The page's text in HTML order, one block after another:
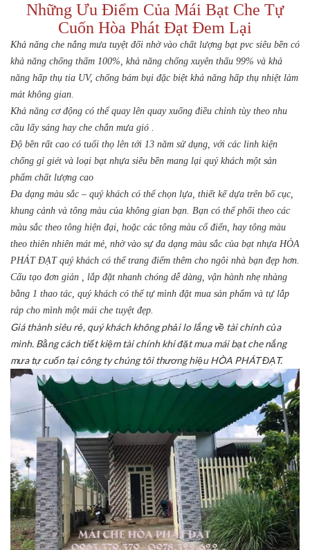
Những Ưu Điểm Của Mái Bạt Che Tự
Cuốn Hòa Phát Đạt Đem Lại
Khả năng che nắng mưa tuyệt đối nhờ vào chất lượng bạt pvc siêu bền có
khả năng chống thấm 100%, khả năng chống xuyên thấu 99% và khả
năng hấp thụ tia UV, chống bám bụi đặc biệt khả năng hấp thụ nhiệt làm
mát không gian.
Khả năng cơ động có thể quay lên quay xuống điều chỉnh tùy theo nhu
cầu lấy sáng hay che chắn mưa gió .
Độ bền rất cao có tuổi thọ lên tới 13 năm sử dụng, với các linh kiện
chống gỉ giét và loại bạt nhựa siêu bền mang lại quý khách một sản
phẩm chất lượng cao
Đa dạng màu sắc – quý khách có thể chọn lựa, thiết kế dựa trên bố cục,
khung cảnh và tông màu của không gian bạn. Bạn có thể phối theo các
màu sắc theo tông hiện đại, hoặc các tông màu cổ điển, hay tông màu
theo thiên nhiên mát mẻ, nhờ vào sự đa dạng màu sắc của bạt nhựa HÒA
PHÁT ĐẠT quý khách có thể trang điểm thêm cho ngôi nhà bạn đẹp hơn.
Cấu tạo đơn giản , lắp đặt nhanh chóng dễ dàng, vận hành nhẹ nhàng
bằng 1 thao tác, quý khách có thể tự mình đặt mua sản phẩm và tự lắp
ráp cho mình một mái che tuyệt đẹp.
Giá thành siêu rẻ, quý khách không phải lo lắng về tài chính của
mình. Bằng cách tiết kiệm tài chính khi đặt mua mái bạt che nắng
mưa tự cuốn tại công ty chúng tôi thương hiệu HÒA PHÁT ĐẠT.